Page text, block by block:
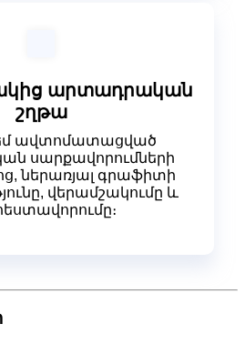
արտադրական
շղթա
ավտոմատացված
սարքավորումների
ներառյալ գրաֆիտի
վերամշակումը և